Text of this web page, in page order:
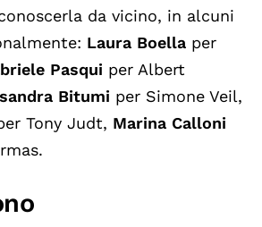
da vicino, in alcuni
Laura Boella per
Pasqui per Albert
Bitumi per Simone Veil,
Tony Judt, Marina Calloni